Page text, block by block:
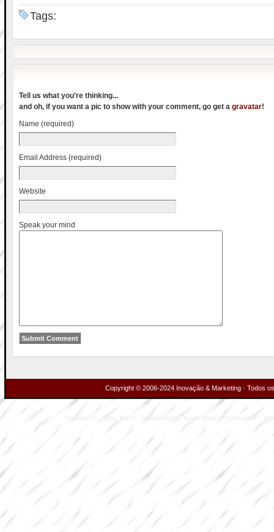
Tags:
Tell us what you're thinking...
and oh, if you want a pic to show with your comment, go get a gravatar!
Name (required)
Email Address (required)
Website
Speak your mind
Copyright © 2006-2024 Inovação & Marketing · Todos